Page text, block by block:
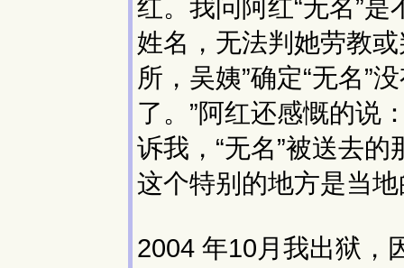
红。我问阿红“无名”是
姓名，无法判她劳教
所，吴姨”确定“无名”
了。”阿红还感慨的说
诉我，“无名”被送去
这个特别的地方是当
2004 年10月我出狱，